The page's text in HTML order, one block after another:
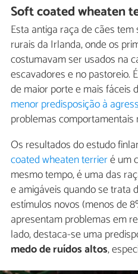
Soft coated wheaten
Esta antiga raça de cães
rurais da Irlanda, onde os
costumavam ser usados na
escavadores e no pastoreio.
de maior porte e mais fáceis
menor predisposição à
problemas comportamentais
Os resultados do estudo
coated wheaten terrieré um
mesmo tempo, é uma das
e amigáveis quando se trata
estímulos novos (menos de
apresentam problemas em
lado, destaca-se uma
medo de ruídos altos,